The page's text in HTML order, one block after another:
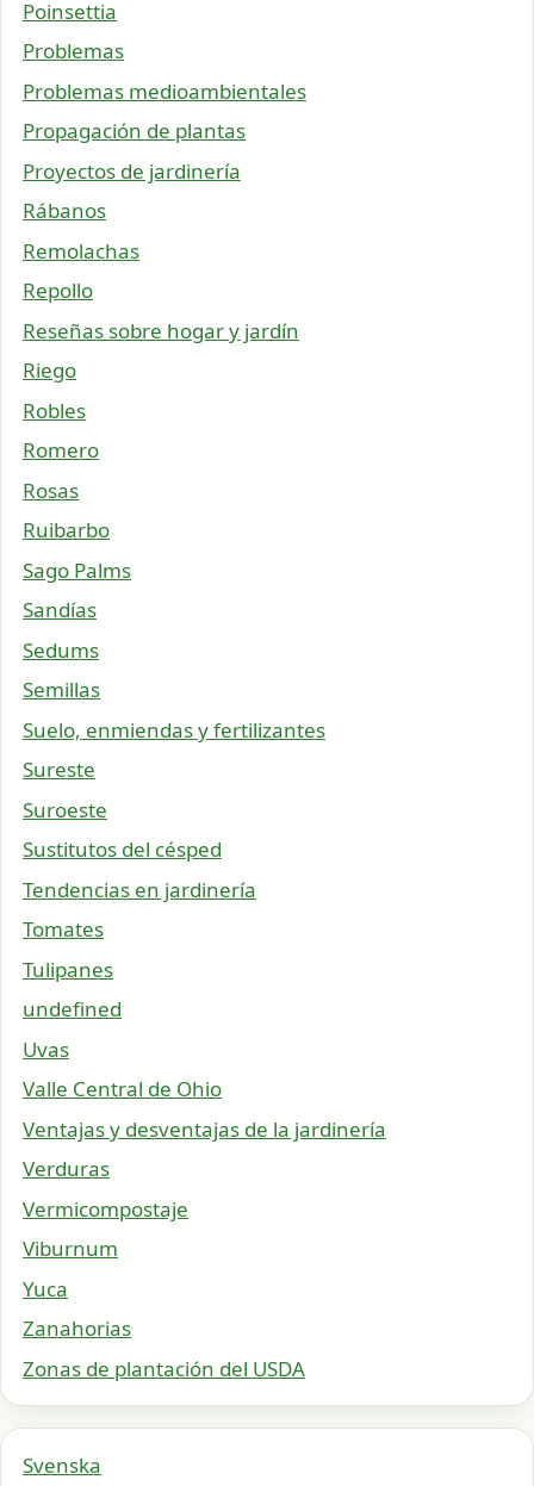
Poinsettia
Problemas
Problemas medioambientales
Propagación de plantas
Proyectos de jardinería
Rábanos
Remolachas
Repollo
Reseñas sobre hogar y jardín
Riego
Robles
Romero
Rosas
Ruibarbo
Sago Palms
Sandías
Sedums
Semillas
Suelo, enmiendas y fertilizantes
Sureste
Suroeste
Sustitutos del césped
Tendencias en jardinería
Tomates
Tulipanes
undefined
Uvas
Valle Central de Ohio
Ventajas y desventajas de la jardinería
Verduras
Vermicompostaje
Viburnum
Yuca
Zanahorias
Zonas de plantación del USDA
Svenska